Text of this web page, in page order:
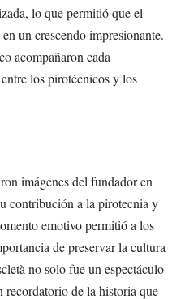
lo que permitió que el
un crescendo impresionante.
acompañaron cada
los pirotécnicos y los
imágenes del fundador en
contribución a la pirotecnia y
emotivo permitió a los
de preservar la cultura
no solo fue un espectáculo
de la historia que